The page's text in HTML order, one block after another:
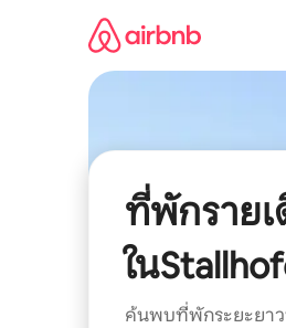
ที่พักราย
ใน
ค้นพบที่พักระยะยา